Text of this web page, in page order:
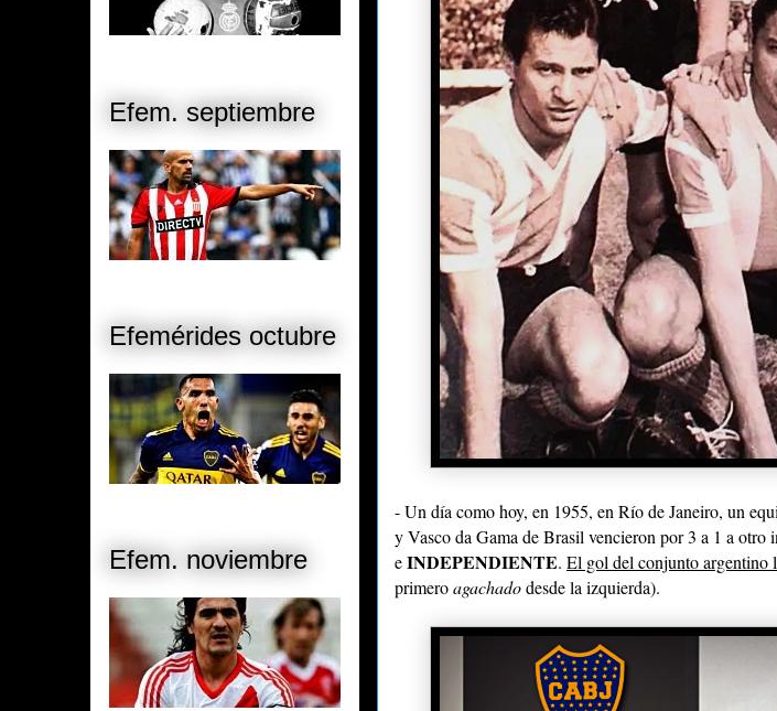
- Un día como hoy, en 1955, en Río de Janeiro, un
y Vasco da Gama de Brasil vencieron por 3 a 1 a otro
eINDEPENDIENTE. El gol del conjunto
primeroagachadodesde la izquierda).
Efem. septiembre
Efemérides octubre
Efem. noviembre